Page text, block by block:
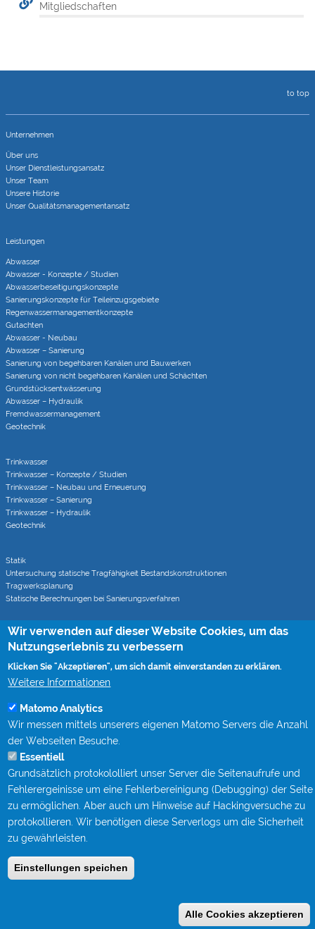
Mitgliedschaften
to top
Unternehmen
Über uns
Unser Dienstleistungsansatz
Unser Team
Unsere Historie
Unser Qualitätsmanagementansatz
Leistungen
Abwasser
Abwasser - Konzepte / Studien
Abwasserbeseitigungs­konzepte
Sanierungs­konzepte für Teileinzugs­gebiete
Regenwasser­managementkonzepte
Gutachten
Abwasser - Neubau
Abwasser – Sanierung
Sanierung von begehbaren Kanälen und Bauwerken
Sanierung von nicht begehbaren Kanälen und Schächten
Grundstücks­entwässerung
Abwasser – Hydraulik
Fremdwasser­manage­ment
Geotechnik
Trinkwasser
Trinkwasser – Konzepte / Studien
Trinkwasser – Neubau und Erneuerung
Trinkwasser – Sanierung
Trinkwasser – Hydraulik
Geotechnik
Statik
Untersuchung statische Tragfähigkeit Bestandskonstruktionen
Tragwerksplanung
Statische Berechnungen bei Sanierungsverfahren
Rohrvortrieb
Monitoring von Rohrvortrieben (CoJack)
Berufsbegleitende Qualifizierung bei STEIN Ingenieure
Publikationen
Fachgespräche Rohrvortrieb
Impressum
Benutzermenü
Wir verwenden auf dieser Website Cookies, um das
Nutzungserlebnis zu verbessern
Klicken Sie "Akzeptieren", um sich damit einverstanden zu erklären.
Weitere Informationen
Matomo Analytics
Wir messen mittels unserers eigenen Matomo Servers die Anzahl
der Webseiten Besuche.
Essentiell
Grundsätzlich protokololliert unser Server die Seitenaufrufe und
Fehlerergeinisse um eine Fehlerbereinigung (Debugging) der Seite
zu ermöglichen. Aber auch um Hinweise auf Hackingversuche zu
protokollieren. Wir benötigen diese Serverlogs um die Sicherheit
zu gewährleisten.
Einstellungen speichen
Alle Cookies akzeptieren